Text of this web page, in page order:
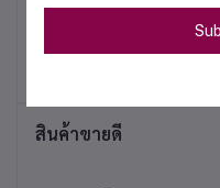
Brazil Cerrado -
Intercof x Roaster
สินค้าขายดี